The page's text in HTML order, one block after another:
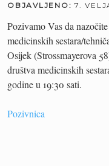
OBJAVLJENO: 7.
Pozivamo Vas da
medicinskih sestara/
Osijek (Strossmayerova
društva medicinskih
godine u 19:30 sati.
Pozivnica